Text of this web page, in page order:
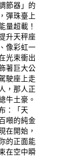
節器」的
彈珠臺上
量超載！
升天秤座
像彩虹一
光束衝出
著巨大公
駛座上走
，那人正
牛土豪。
：「天
噸的純金
在開始，
的正面能
在空中瞬